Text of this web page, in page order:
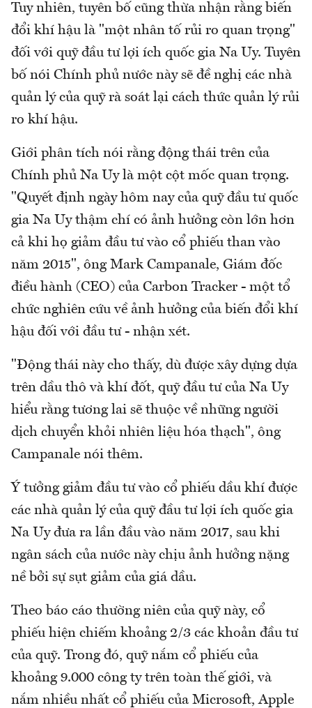
Tuy nhiên, tuyên bố cũng thừa nhận rằng biến
đổi khí hậu là "một nhân tố rủi ro quan trọng"
đối với quỹ đầu tư lợi ích quốc gia Na Uy. Tuyên
bố nói Chính phủ nước này sẽ đề nghị các nhà
quản lý của quỹ rà soát lại cách thức quản lý rủi
ro khí hậu.
Giới phân tích nói rằng động thái trên của
Chính phủ Na Uy là một cột mốc quan trọng.
"Quyết định ngày hôm nay của quỹ đầu tư quốc
gia Na Uy thậm chí có ảnh hưởng còn lớn hơn
cả khi họ giảm đầu tư vào cổ phiếu than vào
năm 2015", ông Mark Campanale, Giám đốc
điều hành (CEO) của Carbon Tracker - một tổ
chức nghiên cứu về ảnh hưởng của biến đổi khí
hậu đối với đầu tư - nhận xét.
"Động thái này cho thấy, dù được xây dựng dựa
trên dầu thô và khí đốt, quỹ đầu tư của Na Uy
hiểu rằng tương lai sẽ thuộc về những người
dịch chuyển khỏi nhiên liệu hóa thạch", ông
Campanale nói thêm.
Ý tưởng giảm đầu tư vào cổ phiếu dầu khí được
các nhà quản lý của quỹ đầu tư lợi ích quốc gia
Na Uy đưa ra lần đầu vào năm 2017, sau khi
ngân sách của nước này chịu ảnh hưởng nặng
nề bởi sự sụt giảm của giá dầu.
Theo báo cáo thường niên của quỹ này, cổ
phiếu hiện chiếm khoảng 2/3 các khoản đầu tư
của quỹ. Trong đó, quỹ nắm cổ phiếu của
khoảng 9.000 công ty trên toàn thế giới, và
nắm nhiều nhất cổ phiếu của Microsoft, Apple